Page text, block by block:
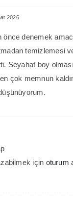
2026
önce denemek
temizlemesi
Seyahat boy
çok memnun
için oturum